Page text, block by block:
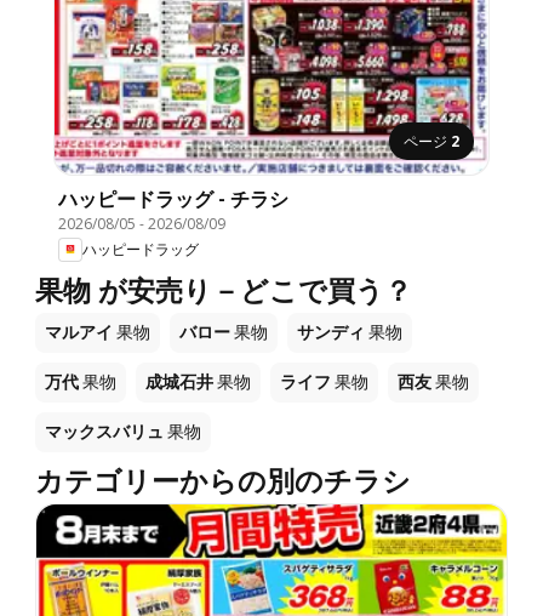
ページ 2
ハッピードラッグ - チラシ
2026/08/05 -2026/08/09
ハッピードラッグ
果物 が安売り－どこで買う？
マルアイ 果物 バロー果物 サンディ 果物
万代果物 成城石井果物 ライフ 果物 西友果物
マックスバリュ 果物
カテゴリーからの別のチラシ